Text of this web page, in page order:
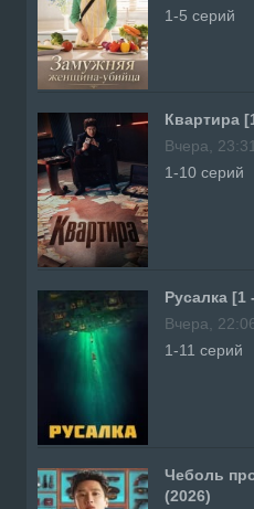
1-5 серий
Квартира
Вчера, 23:31
1-10 серий
Русалка [1
Вчера,
1-11 серий
Чеболь
(2026)